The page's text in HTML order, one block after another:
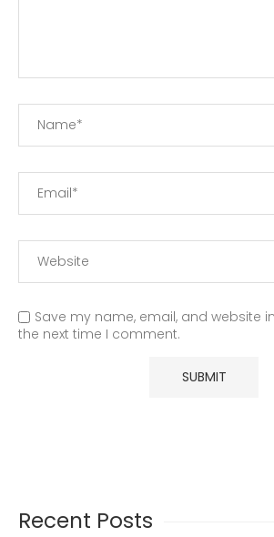
Save my name, email, and website
the next time I comment.
Recent Posts